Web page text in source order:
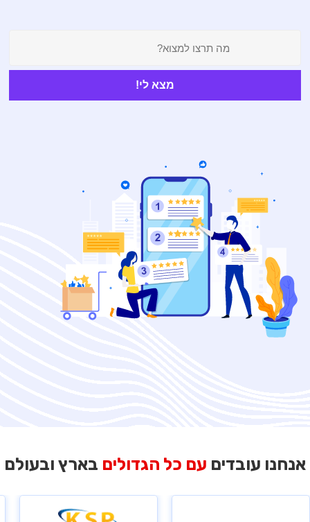
מצא לי!
אנחנו עובדים עם כל הגדולים בארץ ובעולם